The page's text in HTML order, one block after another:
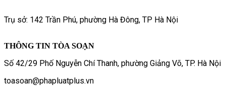
Trụ sở: 142 Trần Phú, phường Hà Đông, TP Hà Nội
THÔNG TIN TÒA SOẠN
Số 42/29 Phố Nguyễn Chí Thanh, phường Giảng Võ, TP. Hà Nội
toasoan@phapluatplus.vn